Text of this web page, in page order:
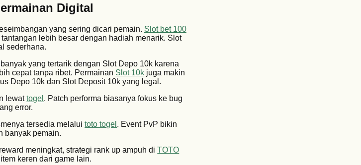
Digital
yang sering dicari pemain. Slot bet 100
lebih besar dengan hadiah menarik. Slot
sederhana.
yang tertarik dengan Slot Depo 10k karena
cepat tanpa ribet. Permainan Slot 10k juga makin
Depo 10k dan Slot Deposit 10k yang legal.
lewattogel . Patch performa biasanya fokus ke bug
error.
tersedia melaluitoto togel . Event PvP bikin
banyak pemain.
meningkat, strategi rank up ampuh diTOTO
keren dari game lain.